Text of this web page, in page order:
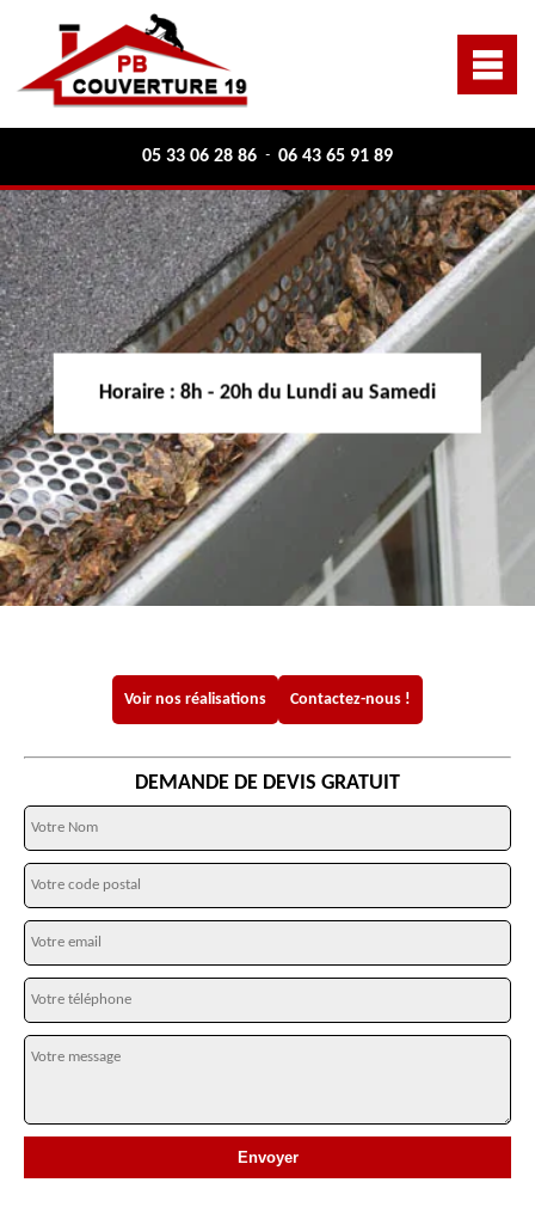
05 33 06 28 86 - 06 43 65 91 89
Horaire : 8h - 20h du Lundi au Samedi
Voir nos réalisations Contactez-nous !
DEMANDE DE DEVIS GRATUIT